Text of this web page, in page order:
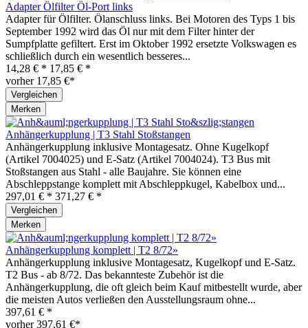
Adapter Ölfilter Öl-Port links
Adapter für Ölfilter. Ölanschluss links. Bei Motoren des Typs 1 bis
September 1992 wird das Öl nur mit dem Filter hinter der
Sumpfplatte gefiltert. Erst im Oktober 1992 ersetzte Volkswagen es
schließlich durch ein wesentlich besseres...
14,28 € * 17,85 € *
vorher 17,85 €*
Vergleichen
Merken
Anhängerkupplung | T3 Stahl Stoßstangen
Anhängerkupplung inklusive Montagesatz. Ohne Kugelkopf
(Artikel 7004025) und E-Satz (Artikel 7004024). T3 Bus mit
Stoßstangen aus Stahl - alle Baujahre. Sie können eine
Abschleppstange komplett mit Abschleppkugel, Kabelbox und...
297,01 € * 371,27 € *
Vergleichen
Merken
Anhängerkupplung komplett | T2 8/72»
Anhängerkupplung inklusive Montagesatz, Kugelkopf und E-Satz.
T2 Bus - ab 8/72. Das bekannteste Zubehör ist die
Anhängerkupplung, die oft gleich beim Kauf mitbestellt wurde, aber
die meisten Autos verließen den Ausstellungsraum ohne...
397,61 € *
vorher 397,61 €*